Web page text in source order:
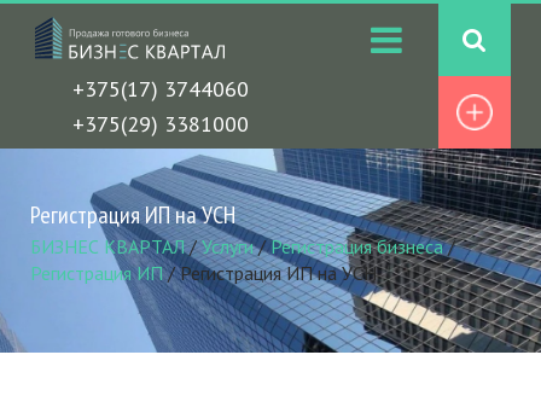
+375(17) 3744060
+375(29) 3381000
Регистрация ИП на УСН
БИЗНЕС КВАРТАЛ/Услуги/Регистрация бизнеса/
Регистрация ИП/Регистрация ИП на УСН